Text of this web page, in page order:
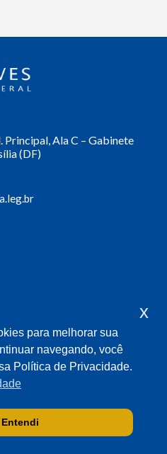
Principal, Ala C – Gabinete
(DF)
para melhorar sua
navegando, você
Política de Privacidade.
Entendi
x